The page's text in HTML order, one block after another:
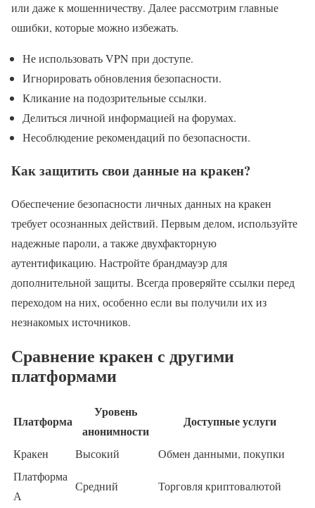
или даже к мошенничеству. Далее рассмотрим главные
ошибки, которые можно избежать.
Не использовать VPN при доступе.
Игнорировать обновления безопасности.
Кликание на подозрительные ссылки.
Делиться личной информацией на форумах.
Несоблюдение рекомендаций по безопасности.
Как защитить свои данные на кракен?
Обеспечение безопасности личных данных на кракен
требует осознанных действий. Первым делом, используйте
надежные пароли, а также двухфакторную
аутентификацию. Настройте брандмауэр для
дополнительной защиты. Всегда проверяйте ссылки перед
переходом на них, особенно если вы получили их из
незнакомых источников.
Сравнение кракен с другими
платформами
Платформа
Уровень
анонимности
Доступные услуги
Кракен Высокий
Обмен данными, покупки
Платформа
А
Средний Торговля криптовалютой